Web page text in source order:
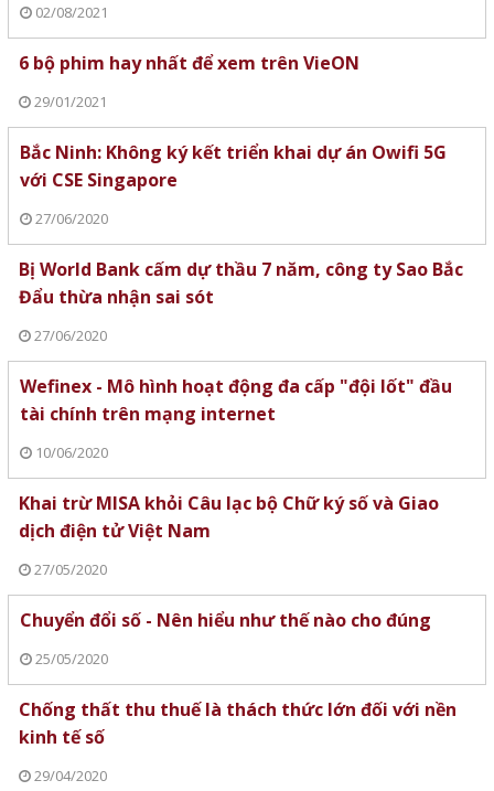
02/08/2021
6 bộ phim hay nhất để xem trên VieON
29/01/2021
Bắc Ninh: Không ký kết triển khai dự án Owifi 5G
với CSE Singapore
27/06/2020
Bị World Bank cấm dự thầu 7 năm, công ty Sao Bắc
Đẩu thừa nhận sai sót
27/06/2020
Wefinex - Mô hình hoạt động đa cấp "đội lốt" đầu
tài chính trên mạng internet
10/06/2020
Khai trừ MISA khỏi Câu lạc bộ Chữ ký số và Giao
dịch điện tử Việt Nam
27/05/2020
Chuyển đổi số - Nên hiểu như thế nào cho đúng
25/05/2020
Chống thất thu thuế là thách thức lớn đối với nền
kinh tế số
29/04/2020